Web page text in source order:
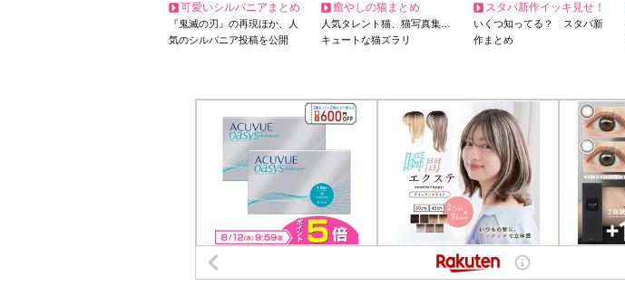
可愛いシルバニアまとめ
『鬼滅の刃』の再現ほか、人
気のシルバニア投稿を公開
癒やしの猫まとめ
人気タレント猫、猫写真集…
キュートな猫ズラリ
スタバ新作イッキ見せ！
いくつ知ってる？ スタバ新
作まとめ